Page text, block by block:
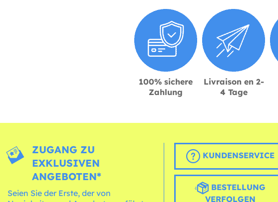
100% sichere
Zahlung
Livraison en 2-
4 Tage
ZUGANG ZU
EXKLUSIVEN
ANGEBOTEN*
Seien Sie der Erste, der von
KUNDENSERVICE
BESTELLUNG
VERFOLGEN